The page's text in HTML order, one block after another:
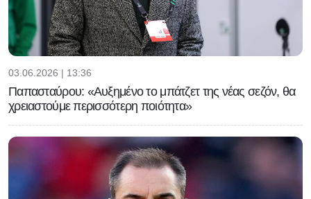
03.06.2026 | 13:36
Παπασταύρου: «Αυξημένο το μπάτζετ της νέας σεζόν, θα
χρειαστούμε περισσότερη ποιότητα»